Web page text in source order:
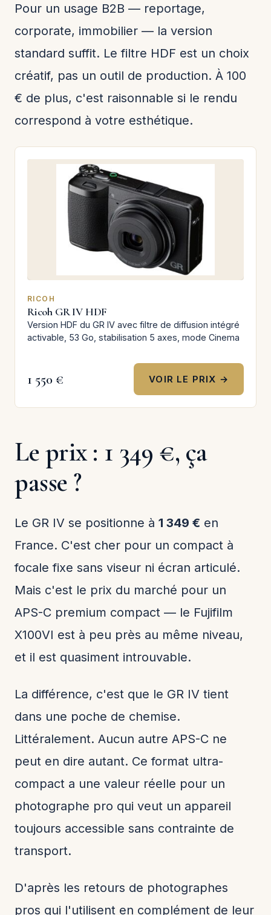
Pour un usage B2B — reportage,
corporate, immobilier — la version
standard suffit. Le filtre HDF est un choix
créatif, pas un outil de production. À 100
€ de plus, c'est raisonnable si le rendu
correspond à votre esthétique.
RICOH
Ricoh GR IV HDF
Version HDF du GR IV avec filtre de diffusion intégré
activable, 53 Go, stabilisation 5 axes, mode Cinema
1 550 € VOIR LE PRIX →
Le prix : 1 349 €, ça
passe ?
Le GR IV se positionne à 1 349 € en
France. C'est cher pour un compact à
focale fixe sans viseur ni écran articulé.
Mais c'est le prix du marché pour un
APS-C premium compact — le Fujifilm
X100VI est à peu près au même niveau,
et il est quasiment introuvable.
La différence, c'est que le GR IV tient
dans une poche de chemise.
Littéralement. Aucun autre APS-C ne
peut en dire autant. Ce format ultra-
compact a une valeur réelle pour un
photographe pro qui veut un appareil
toujours accessible sans contrainte de
transport.
D'après les retours de photographes
pros qui l'utilisent en complément de leur